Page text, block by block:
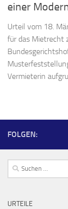
einer
Urteil vom 18.
für das Mietrecht
Vermieterin
FOLGEN:
Suchen
nach:
URTEILE